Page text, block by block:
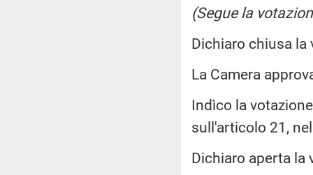
(Segue la
Dichiaro chiusa la
La Camera
Indìco la
sull'articolo 21,
Dichiaro aperta la